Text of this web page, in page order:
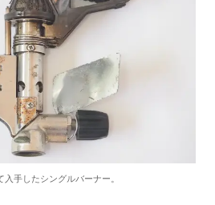
入手したシングルバーナー。